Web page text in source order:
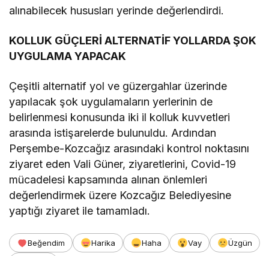
alınabilecek hususları yerinde değerlendirdi.
KOLLUK GÜÇLERİ ALTERNATİF YOLLARDA ŞOK
UYGULAMA YAPACAK
Çeşitli alternatif yol ve güzergahlar üzerinde
yapılacak şok uygulamaların yerlerinin de
belirlenmesi konusunda iki il kolluk kuvvetleri
arasında istişarelerde bulunuldu. Ardından
Perşembe-Kozcağız arasındaki kontrol noktasını
ziyaret eden Vali Güner, ziyaretlerini, Covid-19
mücadelesi kapsamında alınan önlemleri
değerlendirmek üzere Kozcağız Belediyesine
yaptığı ziyaret ile tamamladı.
Beğendim Harika Haha Vay
Üzgün